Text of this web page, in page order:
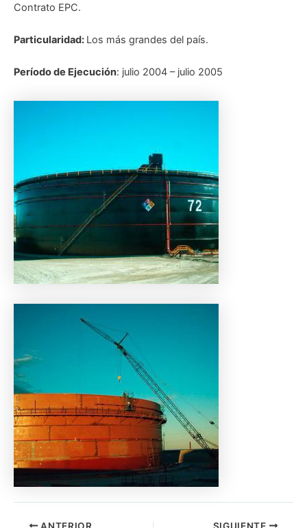
Contrato EPC.
Particularidad: Los más grandes del país.
Período de Ejecución: julio 2004 – julio 2005
ANTERIOR SIGUIENTE